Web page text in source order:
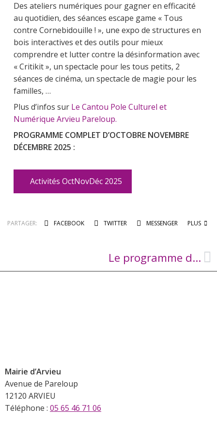
Des ateliers numériques pour gagner en efficacité
au quotidien, des séances escape game « Tous
contre Cornebidouille ! », une expo de structures en
bois interactives et des outils pour mieux
comprendre et lutter contre la désinformation avec
« Critikit », un spectacle pour les tous petits, 2
séances de cinéma, un spectacle de magie pour les
familles, …
Plus d’infos sur Le Cantou Pole Culturel et
Numérique Arvieu Pareloup.
PROGRAMME COMPLET D’OCTOBRE NOVEMBRE
DÉCEMBRE 2025 :
Activités OctNovDéc 2025
PARTAGER: FACEBOOK TWITTER MESSENGER PLUS
Le programme de début d’année au Cantou
Mairie d’Arvieu
Avenue de Pareloup
12120 ARVIEU
Téléphone : 05 65 46 71 06